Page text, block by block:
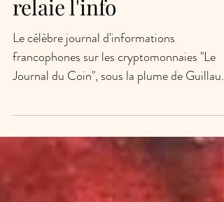
le Journal du Coin
relaie l'info
Le célèbre journal d'informations
Journal du Coin", sous la plume de
Arnoult, s'est...